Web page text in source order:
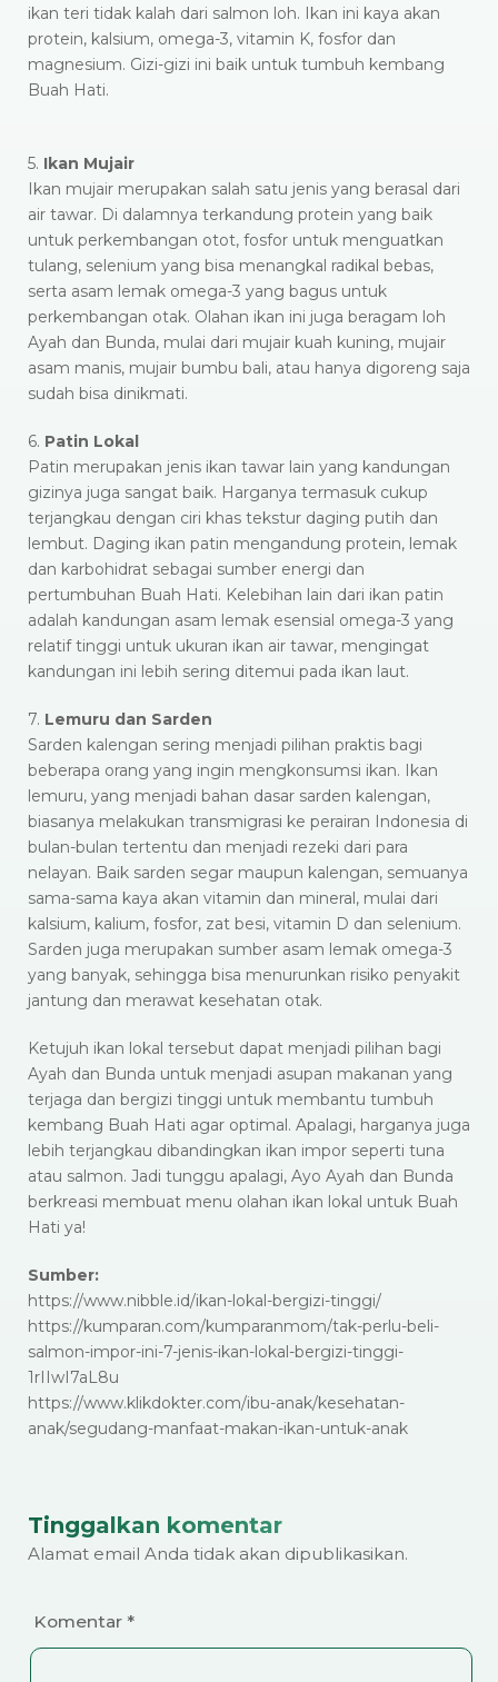
ikan teri tidak kalah dari salmon loh. Ikan ini kaya akan
protein, kalsium, omega-3, vitamin K, fosfor dan
magnesium. Gizi-gizi ini baik untuk tumbuh kembang
Buah Hati.
5. Ikan Mujair
Ikan mujair merupakan salah satu jenis yang berasal dari
air tawar. Di dalamnya terkandung protein yang baik
untuk perkembangan otot, fosfor untuk menguatkan
tulang, selenium yang bisa menangkal radikal bebas,
serta asam lemak omega-3 yang bagus untuk
perkembangan otak. Olahan ikan ini juga beragam loh
Ayah dan Bunda, mulai dari mujair kuah kuning, mujair
asam manis, mujair bumbu bali, atau hanya digoreng saja
sudah bisa dinikmati.
6. Patin Lokal
Patin merupakan jenis ikan tawar lain yang kandungan
gizinya juga sangat baik. Harganya termasuk cukup
terjangkau dengan ciri khas tekstur daging putih dan
lembut. Daging ikan patin mengandung protein, lemak
dan karbohidrat sebagai sumber energi dan
pertumbuhan Buah Hati. Kelebihan lain dari ikan patin
adalah kandungan asam lemak esensial omega-3 yang
relatif tinggi untuk ukuran ikan air tawar, mengingat
kandungan ini lebih sering ditemui pada ikan laut.
7. Lemuru dan Sarden
Sarden kalengan sering menjadi pilihan praktis bagi
beberapa orang yang ingin mengkonsumsi ikan. Ikan
lemuru, yang menjadi bahan dasar sarden kalengan,
biasanya melakukan transmigrasi ke perairan Indonesia di
bulan-bulan tertentu dan menjadi rezeki dari para
nelayan. Baik sarden segar maupun kalengan, semuanya
sama-sama kaya akan vitamin dan mineral, mulai dari
kalsium, kalium, fosfor, zat besi, vitamin D dan selenium.
Sarden juga merupakan sumber asam lemak omega-3
yang banyak, sehingga bisa menurunkan risiko penyakit
jantung dan merawat kesehatan otak.
Ketujuh ikan lokal tersebut dapat menjadi pilihan bagi
Ayah dan Bunda untuk menjadi asupan makanan yang
terjaga dan bergizi tinggi untuk membantu tumbuh
kembang Buah Hati agar optimal. Apalagi, harganya juga
lebih terjangkau dibandingkan ikan impor seperti tuna
atau salmon. Jadi tunggu apalagi, Ayo Ayah dan Bunda
berkreasi membuat menu olahan ikan lokal untuk Buah
Hati ya!
Sumber:
https://www.nibble.id/ikan-lokal-bergizi-tinggi/
https://kumparan.com/kumparanmom/tak-perlu-beli-
salmon-impor-ini-7-jenis-ikan-lokal-bergizi-tinggi-
1rIIwI7aL8u
https://www.klikdokter.com/ibu-anak/kesehatan-
anak/segudang-manfaat-makan-ikan-untuk-anak
Tinggalkan komentar
Alamat email Anda tidak akan dipublikasikan.
Komentar *